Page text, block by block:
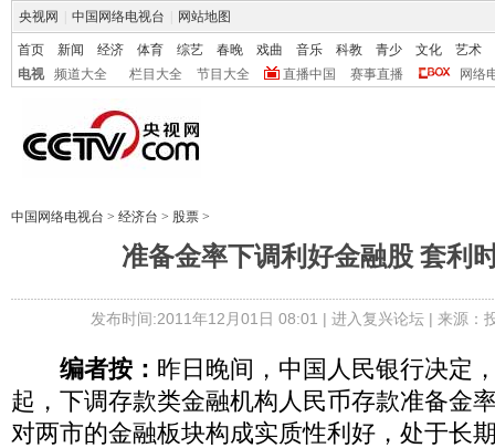
央视网 中国网络电视台 网站地图
首页 新闻 经济 体育 综艺 春晚 戏曲 音乐 科教 青少 文化
艺术
电视
频道大全 栏目大全 节目大全 直播中国 赛事直播 网络
中国网络电视台 > 经济台 > 股票 >
准备金率下调利好金融股 套利
发布时间:2011年12月01日 08:01 | 进入复兴论坛| 来源：
编者按： 昨日晚间，中国人民银行决定
起，下调存款类金融机构人民币存款准备金
对两市的金融板块构成实质性利好，处于长